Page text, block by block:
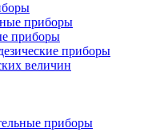
приборы
приборы
приборы
величин
приборы